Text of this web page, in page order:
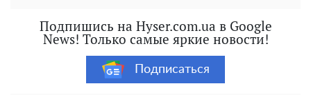
Подпишись на Hyser.com.ua в Google
News! Только самые яркие новости!
Подписаться